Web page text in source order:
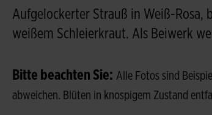
Aufgelockerter Strauß in Weiß-Rosa,
weißem Schleierkraut. Als Beiwerk
Bitte beachten Sie: Alle Fotos sind
abweichen. Blüten in knospigem Zustand